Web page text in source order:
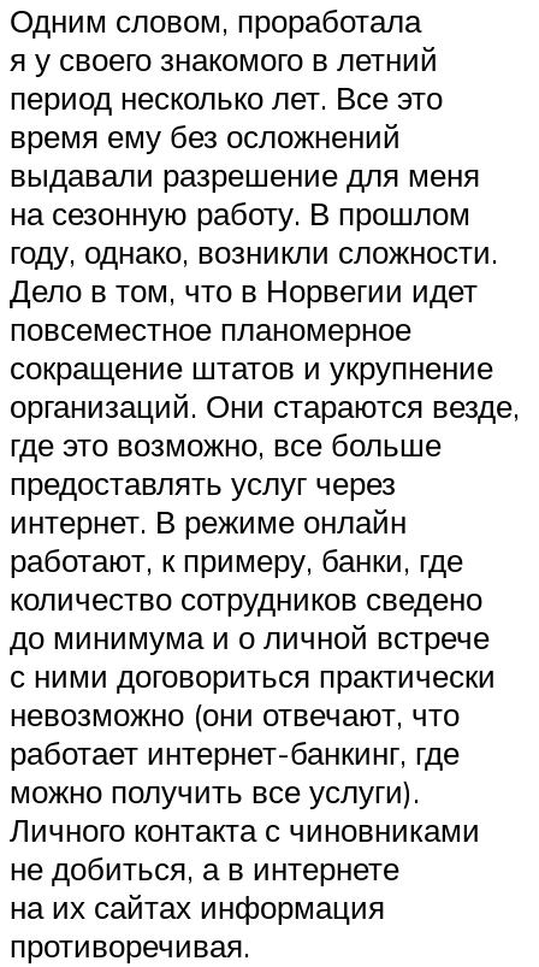
Одним словом, проработала
я у своего знакомого в летний
период несколько лет. Все это
время ему без осложнений
выдавали разрешение для меня
на сезонную работу. В прошлом
году, однако, возникли сложности.
Дело в том, что в Норвегии идет
повсеместное планомерное
сокращение штатов и укрупнение
организаций. Они стараются везде,
где это возможно, все больше
предоставлять услуг через
интернет. В режиме онлайн
работают, к примеру, банки, где
количество сотрудников сведено
до минимума и о личной встрече
с ними договориться практически
невозможно (они отвечают, что
работает интернет-банкинг, где
можно получить все услуги).
Личного контакта с чиновниками
не добиться, а в интернете
на их сайтах информация
противоречивая.